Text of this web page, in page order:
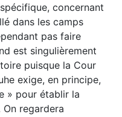
concernant
pas faire
est singulièrement
puisque la Cour
exige, en principe,
» pour établir la
On regardera